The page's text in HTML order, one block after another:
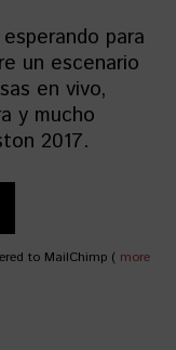
para
un escenario
en vivo,
y mucho
2017.
to MailChimp ( more